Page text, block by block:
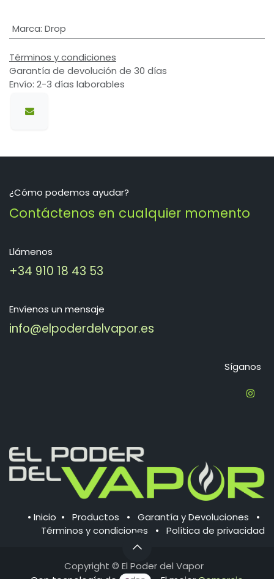
Marca: Drop
Términos y condiciones
Garantía de devolución de 30 días
Envío: 2-3 días laborables
¿Cómo podemos ayudar?
Contáctenos en cualquier momento
Llámenos
+34 910 18 43 53
Envíenos un mensaje
info@elpoderdelvapor.es
Síganos
• Inicio • Productos • Garantía y Devoluciones
•
Términos y condiciones
• Política de ​privacidad
Copyright © El Poder del Vapor